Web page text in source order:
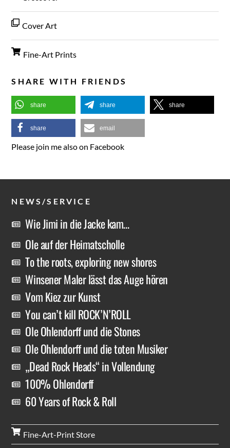
Cover Art
Fine-Art Prints
SHARE WITH FRIENDS
share share share
share email
Please join me also on Facebook
NEWS/SERVICE
Wie Jimi in die Jacke kam…
Ole auf der Heimatscholle
To the roots, exploring new shores
Winsener Maler lässt das Auge hören
Vom Kiez zur Kunst
You can’t kill ROCK’N’ROLL
Ole Ohlendorff und die Stones
Ole Ohlendorff und die toten Musiker
„Dead Rock Heads“ in Vollendung
100% Ohlendorff
60 Years of Rock & Roll
Fine-Art-Print Store